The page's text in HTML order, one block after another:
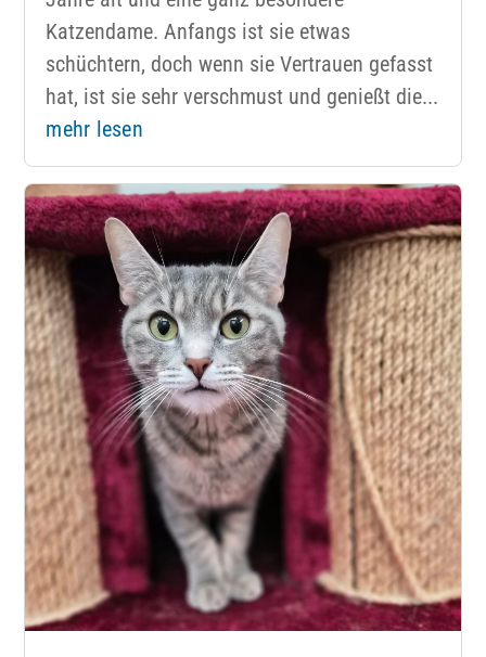
Katzendame. Anfangs ist sie etwas
schüchtern, doch wenn sie Vertrauen gefasst
hat, ist sie sehr verschmust und genießt die...
mehr lesen